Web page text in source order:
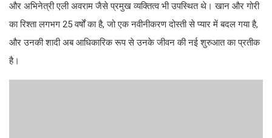
और अभिनेत्री एली अवराम जैसे प्रमुख व्यक्तित्व भी उपस्थित थे। खान और गोरी
का रिश्ता लगभग 25 वर्षों का है, जो एक नवीनीकरण दोस्ती से प्यार में बदल गया है,
और उनकी शादी अब आधिकारिक रूप से उनके जीवन की नई शुरुआत का प्रतीक
है।